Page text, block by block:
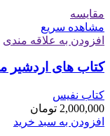
مقایسه
مشاهده سریع
افزودن به علاقه مندی
کتاب های
کتاب نفیس
2,000,000 تومان
افزودن به سبد خرید